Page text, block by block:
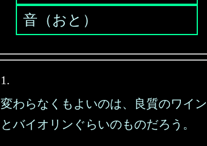
音（おと）
1.
変わらなくもよいのは、良質のワイン
とバイオリンぐらいのものだろう。